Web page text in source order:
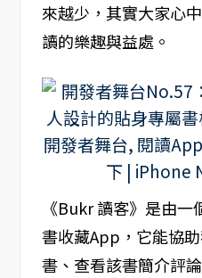
來越少，其實大家心
讀的樂趣與益處。
《Bukr 讀客》是由
書收藏App，它能協
書、查看該書簡介評